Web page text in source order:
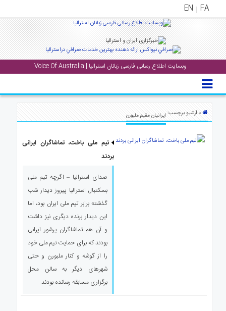
FA
EN
وبسایت اطلاع رسانی فارسی زبانان استرالیا | Voice Of Australia
منوی
اصلی
جشن» آرشیو برچسب: ایرانیان مقیم ملبورن
تیم ملی باخت، تماشاگران ایرانی
بردند
صدای استرالیا – اگرچه تیم ملی
بسکتبال استرالیا پیروز دیدار شب
گذشته برابر تیم ملی ایران بود، اما
این دیدار برنده دیگری نیز داشت
و آن هم تماشاگران پرشور ایرانی
بودند که برای حمایت تیم ملی خود
را از گوشه و کنار ملبورن و حتی
شهرهای دیگر به سالن محل
برگزاری مسابقه رسانده بودند.